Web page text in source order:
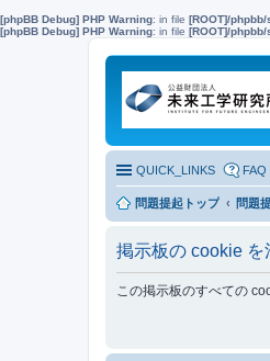
[phpBB Debug] PHP Warning: in file [ROOT]/
[phpBB Debug] PHP Warning: in file [ROOT]/
QUICK_LINKS FAQ
問題提起トップ 問題
掲示板の cookie を
この掲示板のすべての